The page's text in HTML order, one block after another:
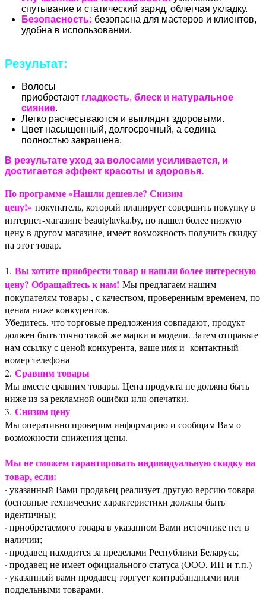
спутывание и статический заряд, облегчая укладку.
Безопасность: безопасна для мастеров и клиентов,
удобна в использовании.
Результат:
Волосы
приобретают гладкость, блеск и натуральное
сияние.
Легко расчесываются и выглядят здоровыми.
Цвет насыщенный, долгосрочный, а седина
полностью закрашена.
В результате уход за волосами усиливается, и
достигается эффект красоты и здоровья.
По программе «Нашли дешевле? Снизим
цену!» покупатель, который планирует совершить покупку в
интернет-магазине beautylavka.by, но нашел более низкую
цену в другом магазине, имеет возможность получить скидку
на этот товар.
1. Вы хотите приобрести товар и нашли более интересную
цену? Обращайтесь к нам! Мы предлагаем нашим
покупателям товары , с качеством, проверенным временем, по
ценам ниже конкурентов.
Убедитесь, что торговые предложения совпадают, продукт
должен быть точно такой же марки и модели. Затем отправьте
нам ссылку с ценой конкурента, ваше имя и контактный
номер телефона
2. Сравним товары
Мы вместе сравним товары. Цена продукта не должна быть
ниже из-за рекламной ошибки или опечатки.
3. Снизим цену
Мы оперативно проверим информацию и сообщим Вам о
возможности снижения цены.
Мы не сможем гарантировать индивидуальную скидку на
товар, если:
· указанный Вами продавец реализует другую версию товара
(основные технические характеристики должны быть
идентичны);
· приобретаемого товара в указанном Вами источнике нет в
наличии;
· продавец находится за пределами Республики Беларусь;
· продавец не имеет официального статуса (ООО, ИП и т.п.)
· указанный вами продавец торгует контрабандными или
поддельными товарами.